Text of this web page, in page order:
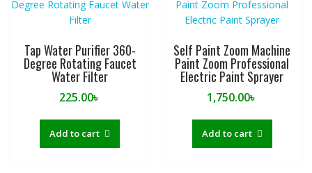
Tap Water Purifier 360-
Degree Rotating Faucet
Water Filter
225.00৳
Add to cart
Self Paint Zoom Machine
Paint Zoom Professional
Electric Paint Sprayer
1,750.00৳
Add to cart